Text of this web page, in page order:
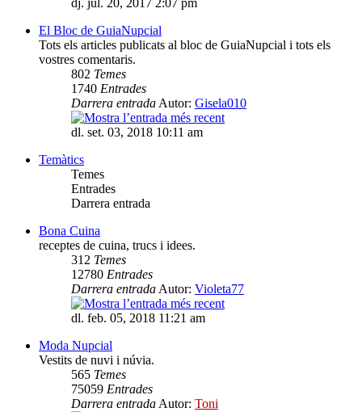
dj. jul. 20, 2017 2:07 pm
El Bloc de GuiaNupcial
Tots els articles publicats al bloc de GuiaNupcial i tots els
vostres comentaris.
802 Temes
1740 Entrades
Darrera entrada Autor: Gisela010
dl. set. 03, 2018 10:11 am
Temàtics
Temes
Entrades
Darrera entrada
Bona Cuina
receptes de cuina, trucs i idees.
312 Temes
12780 Entrades
Darrera entrada Autor: Violeta77
dl. feb. 05, 2018 11:21 am
Moda Nupcial
Vestits de nuvi i núvia.
565 Temes
75059 Entrades
Darrera entrada Autor: Toni